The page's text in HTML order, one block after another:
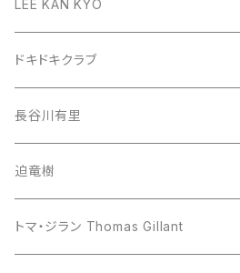
LEE KAN KYO
ドキドキクラブ
長谷川有里
迫竜樹
トマ・ジラン Thomas Gillant